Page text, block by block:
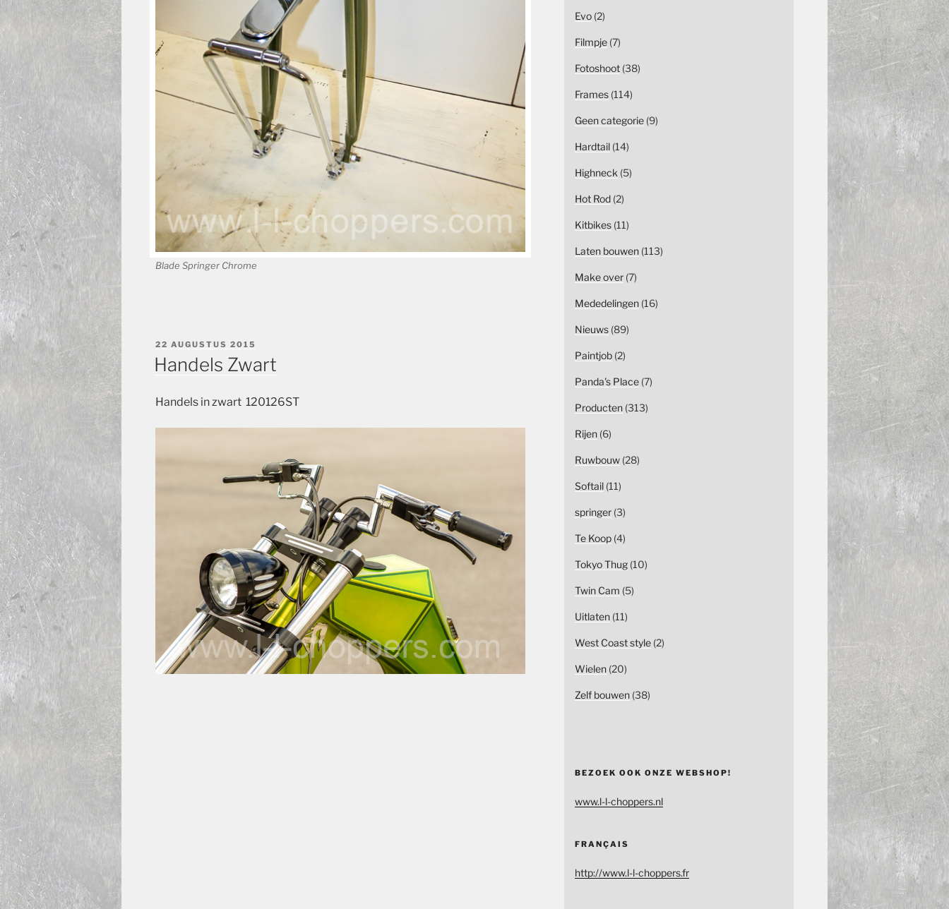
Blade Springer Chrome
GEPLAATST
OP
22 AUGUSTUS 2015
Handels Zwart
Handels in zwart 120126ST
Evo(2)
Filmpje(7)
Fotoshoot(38)
Frames(114)
Geen categorie(9)
Hardtail(14)
Highneck (5)
Hot Rod(2)
Kitbikes(11)
Laten bouwen(113)
Make over(7)
Mededelingen(16)
Nieuws(89)
Paintjob(2)
Panda's Place(7)
Producten(313)
Rijen(6)
Ruwbouw(28)
Softail(11)
springer(3)
Te Koop(4)
Tokyo Thug(10)
Twin Cam (5)
Uitlaten(11)
West Coast style(2)
Wielen(20)
Zelf bouwen(38)
BEZOEK OOK ONZE WEBSHOP!
www.l-l-choppers.nl
FRANÇAIS
http://www.l-l-choppers.fr